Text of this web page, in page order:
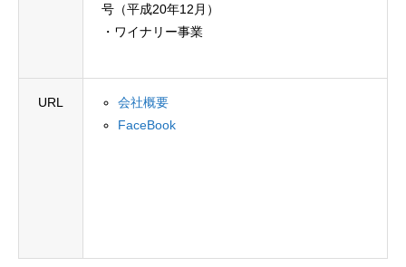
号（平成20年12月）
・ワイナリー事業
URL
会社概要
FaceBook